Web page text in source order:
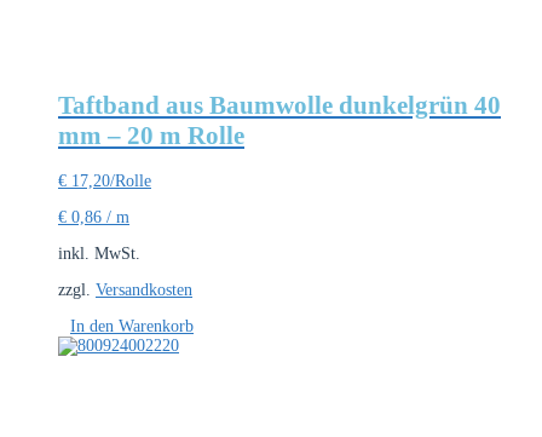
Taftband aus Baumwolle dunkelgrün 40
mm – 20 m Rolle
€ 17,20/Rolle
€ 0,86 / m
inkl. MwSt.
zzgl. Versandkosten
In den Warenkorb